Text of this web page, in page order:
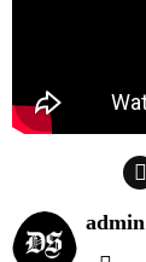
admin